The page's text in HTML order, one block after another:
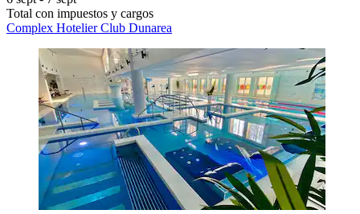
Total con impuestos y cargos
Complex Hotelier Club Dunarea